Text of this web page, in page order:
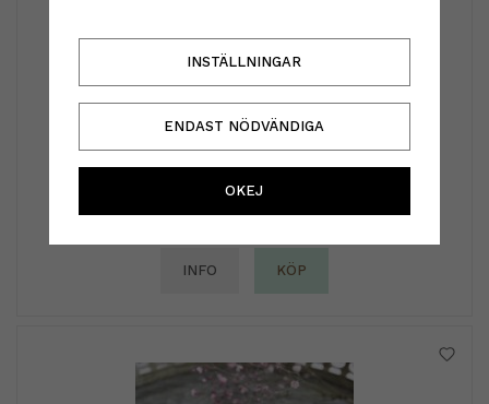
INFO KÖP
INSTÄLLNINGAR
ENDAST NÖDVÄNDIGA
OKEJ